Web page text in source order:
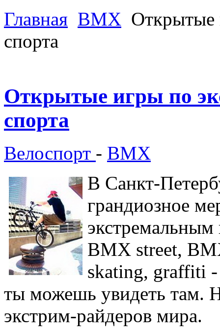
Главная ВМХ Открытые
спорта
Открытые игры по
спорта
Велоспорт - ВМХ
В Санкт-
грандиозное
экстремальным
BMX street,
skating, graffiti -
ты можешь увидеть там.
экстрим-райдеров мира.